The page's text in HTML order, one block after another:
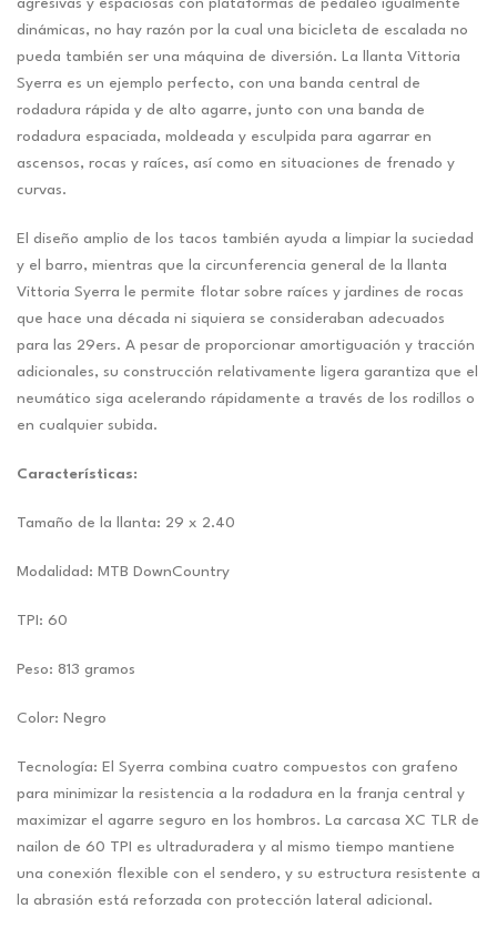
agresivas y espaciosas con plataformas de pedaleo igualmente
dinámicas, no hay razón por la cual una bicicleta de escalada no
pueda también ser una máquina de diversión. La llanta Vittoria
Syerra es un ejemplo perfecto, con una banda central de
rodadura rápida y de alto agarre, junto con una banda de
rodadura espaciada, moldeada y esculpida para agarrar en
ascensos, rocas y raíces, así como en situaciones de frenado y
curvas.
El diseño amplio de los tacos también ayuda a limpiar la suciedad
y el barro, mientras que la circunferencia general de la llanta
Vittoria Syerra le permite flotar sobre raíces y jardines de rocas
que hace una década ni siquiera se consideraban adecuados
para las 29ers. A pesar de proporcionar amortiguación y tracción
adicionales, su construcción relativamente ligera garantiza que el
neumático siga acelerando rápidamente a través de los rodillos o
en cualquier subida.
Características:
Tamaño de la llanta: 29 x 2.40
Modalidad: MTB DownCountry
TPI: 60
Peso: 813 gramos
Color: Negro
Tecnología: El Syerra combina cuatro compuestos con grafeno
para minimizar la resistencia a la rodadura en la franja central y
maximizar el agarre seguro en los hombros. La carcasa XC TLR de
nailon de 60 TPI es ultraduradera y al mismo tiempo mantiene
una conexión flexible con el sendero, y su estructura resistente a
la abrasión está reforzada con protección lateral adicional.